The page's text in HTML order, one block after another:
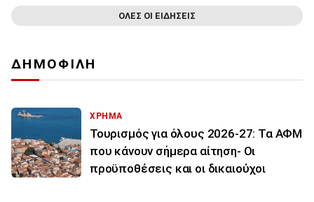
ΟΛΕΣ ΟΙ ΕΙΔΗΣΕΙΣ
ΔΗΜΟΦΙΛΗ
ΧΡΗΜΑ
Τουρισμός για όλους 2026-27: Τα ΑΦΜ
που κάνουν σήμερα αίτηση- Οι
προϋποθέσεις και οι δικαιούχοι